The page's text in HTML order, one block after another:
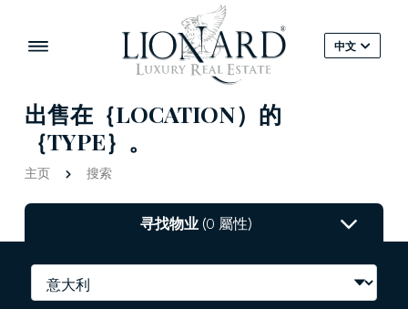
中文
出售在｛LOCATION）的
｛TYPE｝。
主页 搜索
寻找物业(0 屬性)